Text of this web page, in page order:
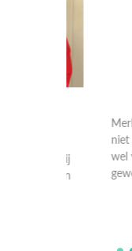
niet meer
wel
gewoon